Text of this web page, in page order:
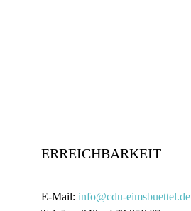
ERREICHBARKEIT
E-Mail:info@cdu-eimsbuettel.de